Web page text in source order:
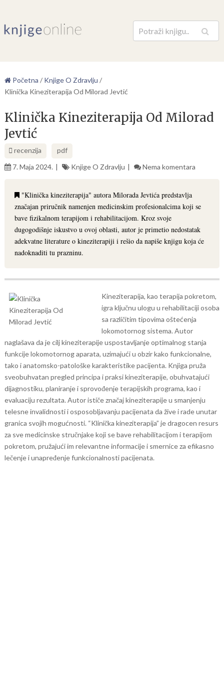
Pretraga
Početna / Knjige O Zdravlju /
Klinička Kineziterapija Od Milorad Jevtić
Klinička Kineziterapija Od Milorad
Jevtić
recenzija
pdf
7. Maja 2024.
Knjige O Zdravlju Nema komentara
"Klinička kineziterapija" autora Milorada Jevtića predstavlja
značajan priručnik namenjen medicinskim profesionalcima koji se
bave fizikalnom terapijom i rehabilitacijom. Kroz svoje
dugogodišnje iskustvo u ovoj oblasti, autor je primetio nedostatak
adekvatne literature o kineziterapiji i rešio da napiše knjigu koja će
nadoknaditi tu prazninu.
Kineziterapija, kao terapija pokretom,
igra ključnu ulogu u rehabilitaciji osoba
sa različitim tipovima oštećenja
lokomotornog sistema. Autor
naglašava da je cilj kineziterapije uspostavljanje optimalnog stanja
funkcije lokomotornog aparata, uzimajući u obzir kako funkcionalne,
tako i anatomsko-patološke karakteristike pacijenta. Knjiga pruža
sveobuhvatan pregled principa i praksi kineziterapije, obuhvatajući
dijagnostiku, planiranje i sprovođenje terapijskih programa, kao i
evaluaciju rezultata. Autor ističe značaj kineziterapije u smanjenju
telesne invalidnosti i osposobljavanju pacijenata da žive i rade unutar
granica svojih mogućnosti. “Klinička kineziterapija” je dragocen resurs
za sve medicinske stručnjake koji se bave rehabilitacijom i terapijom
pokretom, pružajući im relevantne informacije i smernice za efikasno
lečenje i unapređenje funkcionalnosti pacijenata.